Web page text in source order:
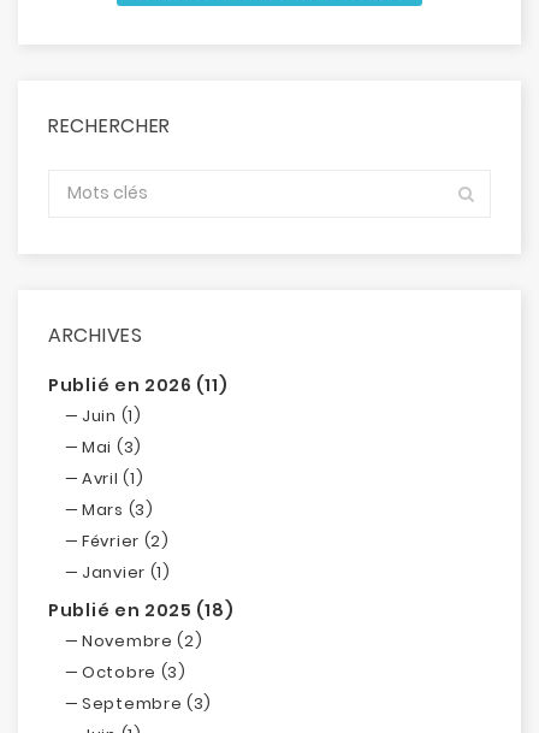
RECHERCHER
ARCHIVES
Publié en 2026 (11)
Juin (1)
Mai (3)
Avril (1)
Mars (3)
Février (2)
Janvier (1)
Publié en 2025 (18)
Novembre (2)
Octobre (3)
Septembre (3)